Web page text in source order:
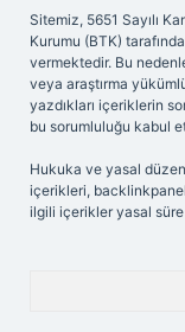
Sitemiz, 5651 Sayılı
Kurumu (BTK)
vermektedir. Bu
veya araştırma
yazdıkları içeriklerin
bu sorumluluğu kabul
Hukuka ve yasal
içerikleri,
ilgili içerikler yasal süre